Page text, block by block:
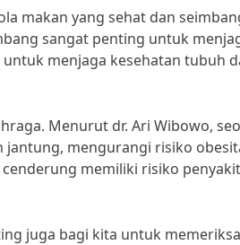
makan yang sehat dan
sangat penting untuk
menjaga kesehatan tubuh
Menurut dr. Ari Wibowo,
mengurangi risiko
memiliki risiko
juga bagi kita untuk